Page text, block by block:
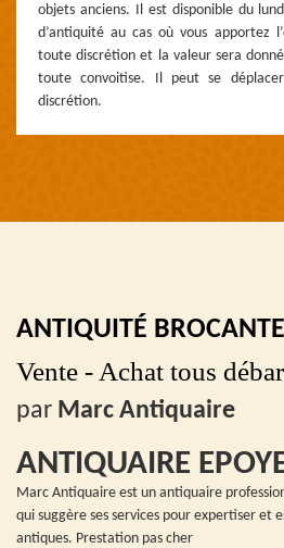
objets anciens. Il est disponible du
d’antiquité au cas où vous apportez
toute discrétion et la valeur sera
toute convoitise. Il peut se
discrétion.
ANTIQUITÉ BROCANTE
Vente - Achat tous
par Marc Antiquaire
ANTIQUAIRE
Marc Antiquaire est un antiquaire
qui suggère ses services pour expertiser et
antiques. Prestation pas cher